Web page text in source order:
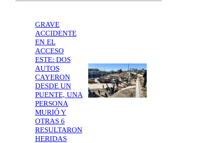
GRAVE
ACCIDENTE
EN EL
ACCESO
ESTE: DOS
AUTOS
CAYERON
DESDE UN
PUENTE, UNA
PERSONA
MURIÓ Y
OTRAS 6
RESULTARON
HERIDAS